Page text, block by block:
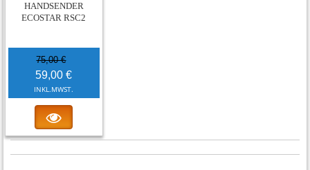
HANDSENDER
ECOSTAR RSC2
75,00 €
59,00 €
INKL.MWST.